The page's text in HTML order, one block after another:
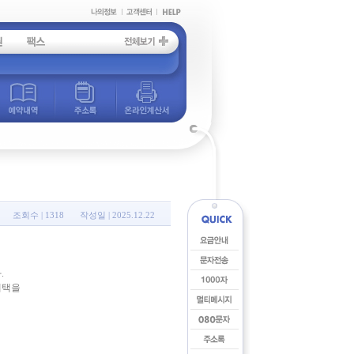
조회수 | 1318 작성일 | 2025.12.22
을